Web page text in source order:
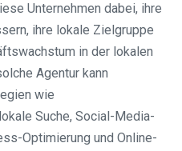
Unternehmen dabei, ihre
ihre lokale Zielgruppe
in der lokalen
Agentur kann
wie
Suche, Social-Media-
Optimierung und Online-